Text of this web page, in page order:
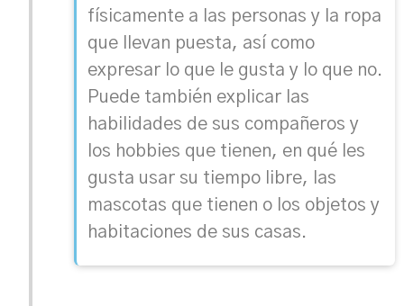
físicamente a las personas y la ropa
que llevan puesta, así como
expresar lo que le gusta y lo que no.
Puede también explicar las
habilidades de sus compañeros y
los hobbies que tienen, en qué les
gusta usar su tiempo libre, las
mascotas que tienen o los objetos y
habitaciones de sus casas.